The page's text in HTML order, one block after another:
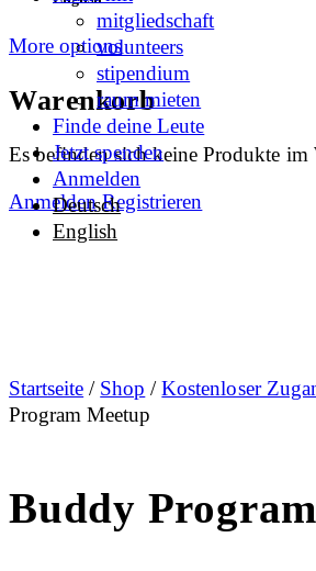
More options
Warenkorb
Es befinden sich keine Produkte im
Anmelden Registrieren
mitgliedschaft
volunteers
stipendium
raum mieten
Finde deine Leute
Jetzt spenden
Anmelden
Deutsch
English
Startseite / Shop /Kostenloser
Program Meetup
Buddy